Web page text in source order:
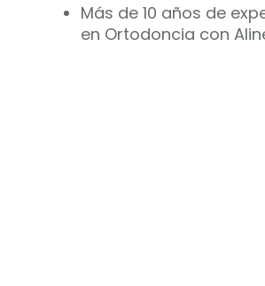
Más de 10 años de
en Ortodoncia con